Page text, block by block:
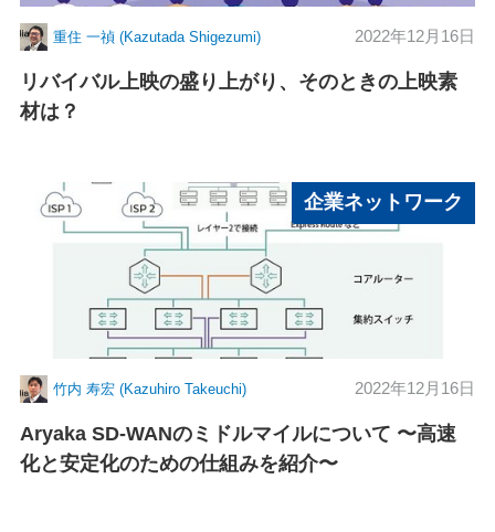
重住 一禎 (Kazutada Shigezumi) 2022年12月16日
リバイバル上映の盛り上がり、そのときの上映素
材は？
企業ネットワーク
竹内 寿宏 (Kazuhiro Takeuchi) 2022年12月16日
Aryaka SD-WANのミドルマイルについて 〜高速
化と安定化のための仕組みを紹介〜